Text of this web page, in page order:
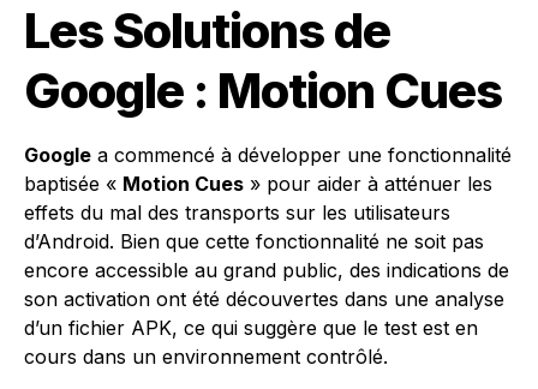
Les Solutions de
Google : Motion Cues
Google a commencé à développer une fonctionnalité
baptisée « Motion Cues » pour aider à atténuer les
effets du mal des transports sur les utilisateurs
d’Android. Bien que cette fonctionnalité ne soit pas
encore accessible au grand public, des indications de
son activation ont été découvertes dans une analyse
d’un fichier APK, ce qui suggère que le test est en
cours dans un environnement contrôlé.